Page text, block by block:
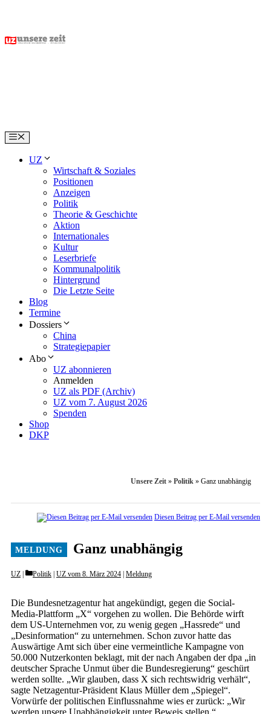
content
Menu
UZ
Wirtschaft & Soziales
Positionen
Anzeigen
Politik
Theorie & Geschichte
Aktion
Internationales
Kultur
Leserbriefe
Kommunalpolitik
Hintergrund
Die Letzte Seite
Blog
Termine
Dossiers
China
Strategiepapier
Abo
UZ abonnieren
Anmelden
UZ als PDF (Archiv)
UZ vom 7. August 2026
Spenden
Shop
DKP
Unsere Zeit » Politik » Ganz unabhängig
Diesen Beitrag per E-Mail versenden
Ganz unabhängig
UZ Categories
Politik UZ vom 8. März 2024 Meldung
Die Bundesnetzagentur hat angekündigt, gegen die Social-
Media-Plattform „X“ vorgehen zu wollen. Die Behörde wirft
dem US-Unternehmen vor, zu wenig gegen „Hassrede“ und
„Desinformation“ zu unternehmen. Schon zuvor hatte das
Auswärtige Amt sich über eine vermeintliche Kampagne von
50.000 Nutzerkonten beklagt, mit der nach Angaben der dpa „in
deutscher Sprache Unmut über die Bundesregierung“ geschürt
werden sollte. „Wir glauben, dass X sich rechtswidrig verhält“,
sagte Netzagentur-Präsident Klaus Müller dem „Spiegel“.
Vorwürfe der politischen Einflussnahme wies er zurück: „Wir